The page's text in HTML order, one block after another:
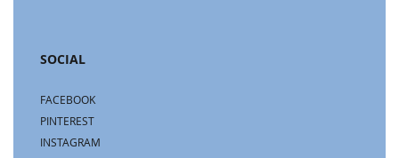
SOCIAL
FACEBOOK
PINTEREST
INSTAGRAM